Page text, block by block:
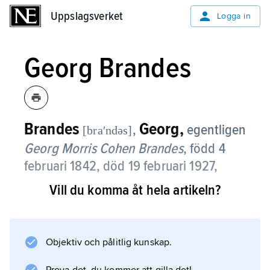
Uppslagsverket Logga in
Georg Brandes
Brandes [braʹndəs], Georg, egentligen
Georg Morris Cohen Brandes,född 4
februari 1842, död 19 februari 1927,
dansk litteraturhistoriker och kritiker;
och studerade estetik vid universitetet där.
Vill du komma åt hela artikeln?
Objektiv och pålitlig kunskap.